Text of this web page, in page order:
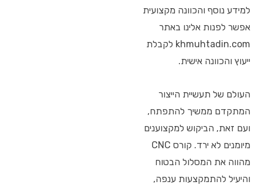
למידע נוסף והכוונה מקצועית
אפשר לפנות אלינו באתר
khmuhtadin.com לקבלת
ייעוץ והכוונה אישית.
העולם של תעשיית הייצור
המתקדם ממשיך להתפתח,
ועם זאת, הביקוש למקצוענים
מיומנים לא ירד. קורס CNC
מהווה את המסלול הבטוח
והיעיל להתמקצעות ענפה,